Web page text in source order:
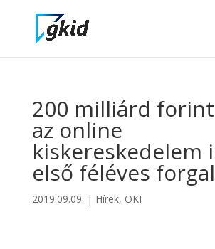
200 milliárd
az online
kiskereskedelem
első féléves
2019.09.09. | Hírek, OKI